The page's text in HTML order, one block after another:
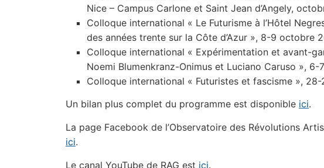
Nice – Campus Carlone et Saint Jean d’Angely,
Colloque international « Le Futurisme à l’Hôtel
des années trente sur la Côte d’Azur », 8-9 octobre
Colloque international « Expérimentation et avant-
Noemi Blumenkranz-Onimus et Luciano Caruso »,
Colloque international « Futuristes et fascisme »,
Un bilan plus complet du programme est disponible ici.
La page Facebook de l’Observatoire des Révolutions
ici.
Le canal YouTube de RAG est ici.